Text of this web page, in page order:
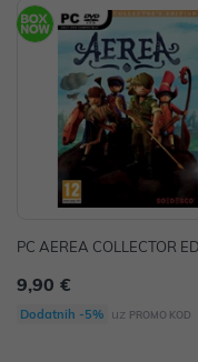
PC AEREA COLLECTOR
9,90 €
Dodatnih -5% uz PROMO KOD